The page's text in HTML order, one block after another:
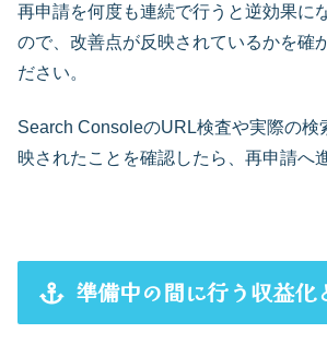
再申請を何度も連続で行うと逆効果に
ので、改善点が反映されているかを確
ださい。
Search ConsoleのURL検査や実際の検
映されたことを確認したら、再申請へ
準備中の間に行う収益化